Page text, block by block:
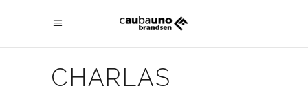
CHARLAS